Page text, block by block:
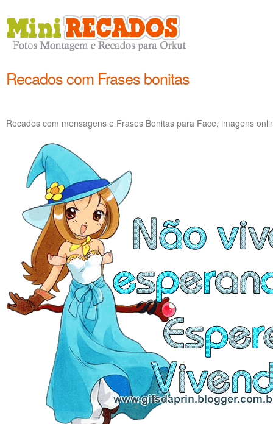
Recados com Frases bonitas
Recados com mensagens e Frases Bonitas para Face, imagens